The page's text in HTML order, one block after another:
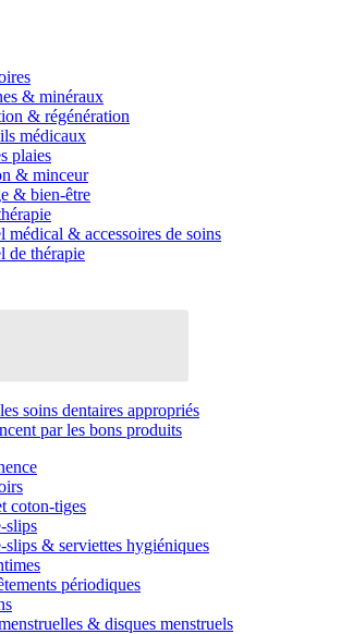
& minéraux
& régénération
médicaux
plaies
& minceur
& bien-être
médical & accessoires de soins
de thérapie
soins dentaires appropriés
par les bons produits
coton-tiges
slips
slips & serviettes hygiéniques
périodiques
& disques menstruels